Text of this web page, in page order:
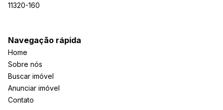
11320-160
Navegação rápida
Home
Sobre nós
Buscar imóvel
Anunciar imóvel
Contato